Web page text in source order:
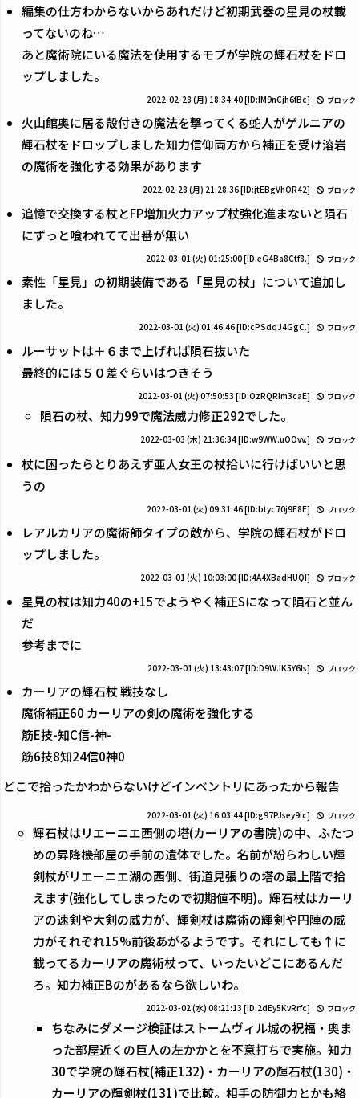
編集の仕方わからないからあれだけど初期武器の星見の杖載
ってないのね…
あと魔術院にいる魔法を使用するモブが学院の輝石杖をドロ
ップしました。
2022-02-28 (月) 18:34:40[ID:IM9nCjh6fBc] ブロック
火山館奥に居る殻付きの魔法を撃ってくる蛇人がゲルニアの
輝石杖をドロップしました知力信仰両方から補正を受け溶岩
の魔術を強化する効果があります
2022-02-28 (月) 21:28:36[ID:jtEBgVhOR42] ブロック
追憶で交換する杖とFP増加火力アップ杖強化進まないと隕石
にずっと喰われてて出番が無い
2022-03-01 (火) 01:25:00[ID:eG4Ba8Ctf8.] ブロック
素性「星見」の初期装備である「星見の杖」について追加し
ました。
2022-03-01 (火) 01:46:46[ID:cPSdqJ4GgC.] ブロック
ルーサットは＋６まで上げれば隕石抜いた
最終的には５０差ぐらいはつきそう
2022-03-01 (火) 07:50:53 [ID:OzRQRIm3caE] ブロック
隕石の杖、知力99で魔法威力修正292でした。
2022-03-03 (木) 21:36:34[ID:w9WW.uOOvv.] ブロック
杖に困ったらとりあえず亜人女王の杖拾いに行けばいいと思
うの
2022-03-01 (火) 09:31:46[ID:btyc70j9E8E] ブロック
レアルカリアの魔術師タイプの敵から、学院の輝石杖がドロ
ップしました。
2022-03-01 (火) 10:03:00[ID:4A4XBadHUQI] ブロック
星見の杖は知力40の+15でようやく補正Sになって隕石と並ん
だ
参考までに
2022-03-01 (火) 13:43:07[ID:D9W.IK5Y6ls] ブロック
カーリアの輝石杖 戦技なし
魔術補正60 カーリアの剣の魔術を強化する
筋E技-知C信-神-
筋6技8知24信0神0
どこで拾ったかわからないけどインベントリにあったから報告
2022-03-01 (火) 16:03:44[ID:g97PJsey9Ic] ブロック
輝石杖はリエーニエ西側の塔(カーリアの書院)の中、ふたつ
めの昇降機部屋の手前の遺体でした。名前が紛らわしい輝
剣杖がリエーニエ湖の西側、街道見張りの塔の最上階で拾
えます(強化してしまったので初期値不明)。輝石杖はカーリ
アの速剣や大剣の威力が、輝剣杖は魔術の輝剣や円陣の威
力がそれぞれ15%前後あがるようです。それにしても↑に
載ってるカーリアの魔術杖って、いったいどこにあるんだ
ろ。知力補正Bのがあるなら欲しいわ。
2022-03-02 (水) 08:21:13 [ID:2dEy5KvRrfc] ブロック
ちなみにダメージ検証はストームヴィル城の祝福・奥ま
った部屋近くの巨人の左かかとを不意打ちで実施。知力
30で学院の輝石杖(補正132)・カーリアの輝石杖(130)・
カーリアの輝剣杖(131)で比較。相手の防御力とかも絡